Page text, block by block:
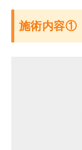
施術内容①